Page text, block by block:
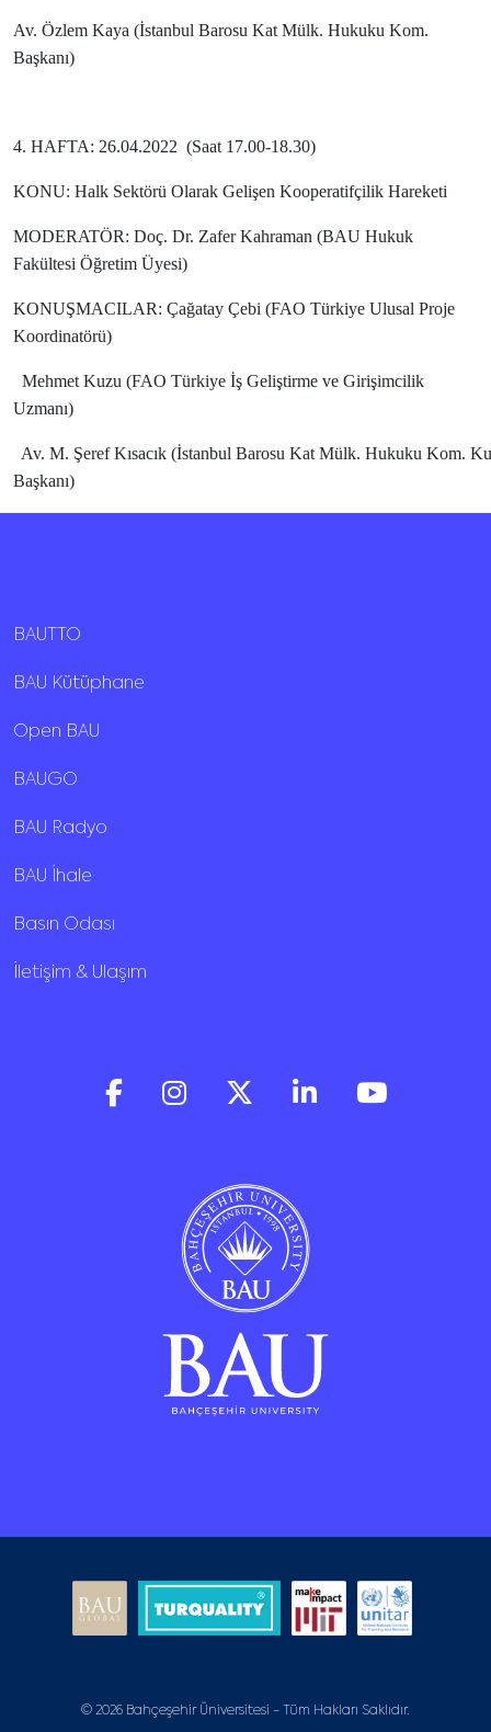
Av. Özlem Kaya (İstanbul Barosu Kat Mülk. Hukuku Kom.
Başkanı)
4. HAFTA: 26.04.2022 (Saat 17.00-18.30)
KONU: Halk Sektörü Olarak Gelişen Kooperatifçilik Hareketi
MODERATÖR: Doç. Dr. Zafer Kahraman (BAU Hukuk
Fakültesi Öğretim Üyesi)
KONUŞMACILAR: Çağatay Çebi (FAO Türkiye Ulusal Proje
Koordinatörü)
Mehmet Kuzu (FAO Türkiye İş Geliştirme ve Girişimcilik
Uzmanı)
Av. M. Şeref Kısacık (İstanbul Barosu Kat Mülk. Hukuku Kom.
Başkanı)
BAUTTO
BAU Kütüphane
Open BAU
BAUGO
BAU Radyo
BAU İhale
Basın Odası
İletişim & Ulaşım
© 2026 Bahçeşehir Üniversitesi - Tüm Hakları Saklıdır.